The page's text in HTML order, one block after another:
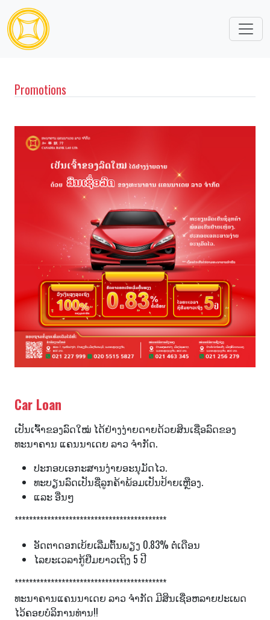
Promotions
Car Loan
ເປັນເຈົ້າຂອງລົດໃໝ່ ໄດ້ຢ່າງງ່າຍດາຍດ້ວຍສິນເຊື່ອລົດຂອງ
ທະນາຄານ ແຄນນາເດຍ ລາວ ຈຳກັດ.
ປະກອບເອກະສານງ່າຍອະນຸມັດໄວ.
ທະບຽນລົດເປັນຊື່ລູກຄ້າພ້ອມເປັນປ້າຍເຫຼືອງ.
ແລະ ອື່ນໆ
******************************************
ອັດຕາດອກເບ້ຍເລີ່ມຕົ້ນພຽງ 0.83% ຕໍ່ເດືອນ
ໄລຍະເວລາກູ້ຢືມຍາວເຖິງ 5️ ປີ
******************************************
ທະນາຄານແຄນນາເດຍ ລາວ ຈຳກັດ ມີສິນເຊື່ອຫລາຍປະເພດ
ໄວ້ຄອຍບໍລິການທ່ານ!!